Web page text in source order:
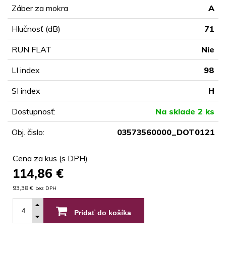
Záber za mokra A
Hlučnosť (dB) 71
RUN FLAT Nie
LI index 98
SI index H
Dostupnosť: Na sklade 2 ks
Obj. čislo: 03573560000_DOT0121
Cena za kus (s DPH)
114,86 €
93,38 € bez DPH
Pridať do košíka